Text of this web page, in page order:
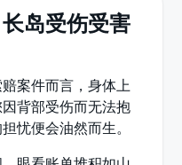
岛受伤受害
案件而言，身体上
背部受伤而无法抱
忧便会油然而生。